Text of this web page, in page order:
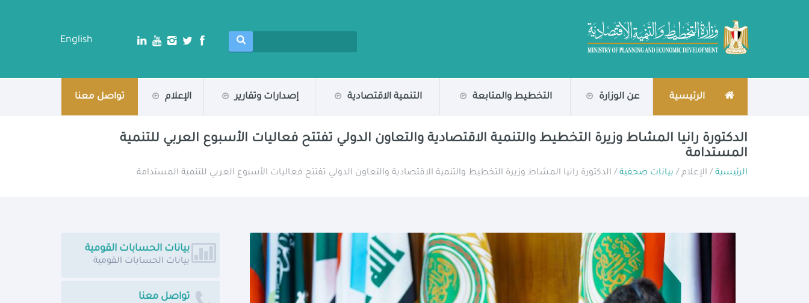
English
الرئيسية عن الوزارة التخطيط والمتابعة التنمية الاقتصادية إصدارات وتقارير الإعلام تواصل معنا
الدكتورة رانيا المشاط وزيرة التخطيط والتنمية الاقتصادية والتعاون الدولي تفتتح فعاليات الأسبوع العربي للتنمية
المستدامة
الرئيسية / الإعلام / بيانات صحفية / الدكتورة رانيا المشاط وزيرة التخطيط والتنمية الاقتصادية والتعاون الدولي تفتتح فعاليات الأسبوع العربي للتنمية المستدامة
بيانات الحسابات القومية
بيانات الحسابات القومية
تواصل معنا